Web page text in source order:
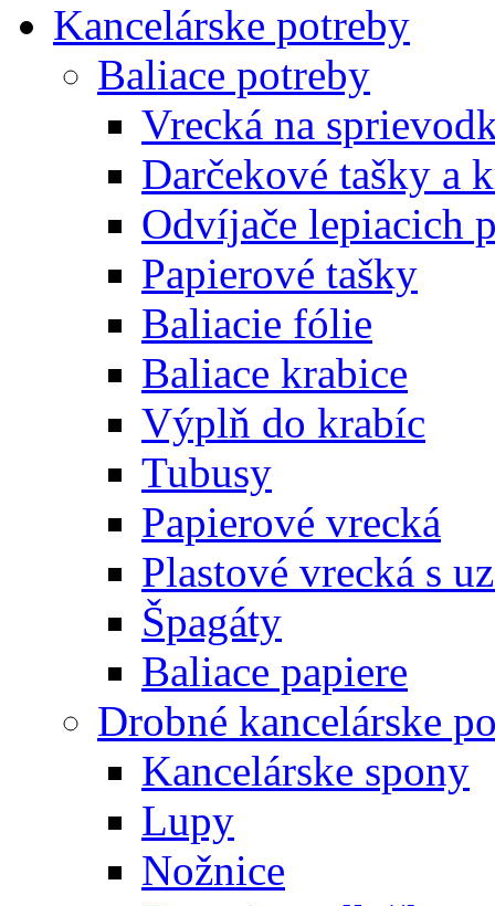
Kancelárske potreby
Baliace potreby
Vrecká na
Darčekové tašky a
Odvíjače lepiacich
Papierové tašky
Baliacie fólie
Baliace krabice
Výplň do krabíc
Tubusy
Papierové vrecká
Plastové vrecká s
Špagáty
Baliace papiere
Drobné kancelárske
Kancelárske spony
Lupy
Nožnice